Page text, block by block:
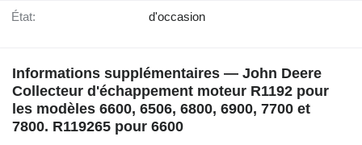
État: d'occasion
Informations supplémentaires — John Deere
Collecteur d'échappement moteur R1192 pour
les modèles 6600, 6506, 6800, 6900, 7700 et
7800. R119265 pour 6600